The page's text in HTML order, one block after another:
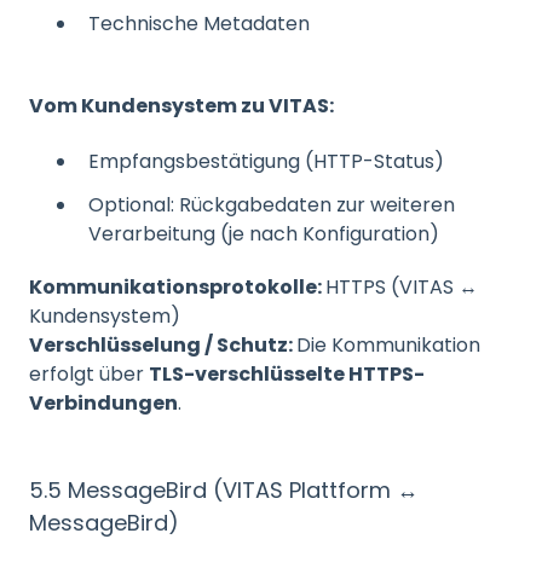
Technische Metadaten
Vom Kundensystem zu VITAS:
Empfangsbestätigung (HTTP-Status)
Optional: Rückgabedaten zur weiteren
Verarbeitung (je nach Konfiguration)
Kommunikationsprotokolle:HTTPS (VITAS ↔
Kundensystem)
Verschlüsselung / Schutz:Die Kommunikation
erfolgt über TLS-verschlüsselte HTTPS-
Verbindungen.
5.5 MessageBird (VITAS Plattform ↔
MessageBird)